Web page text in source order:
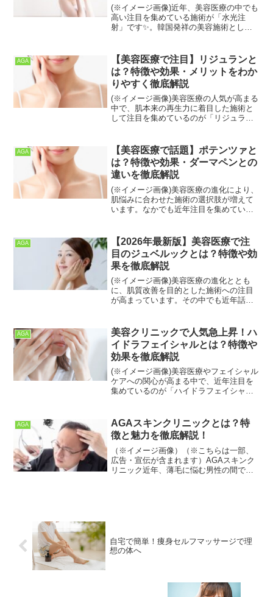
(※イメージ画像)近年、美容医療の中でも
高い注目を集めている施術が「水光注
射」です✨。韓国発祥の美容施術として
を与え、まるで光を放つようなツヤ肌を
目指せることから、多く...
AGA
【美容医療で注目】リジュランと
は？特徴や効果・メリットをわか
りやすく徹底解説
(※イメージ画像)美容医療の人気が高まる
中で、肌本来の再生力に着目した施術と
して注目を集めているのが「リジュラ
ニックで導入されています。シワやハリ
不足、毛穴の開き、肌の...
AGA
【美容医療で話題】ポテンツァと
は？特徴や効果・ダーマペンとの
違いを徹底解説
(※イメージ画像)美容医療の進化により、
肌悩みに合わせた施術の選択肢が増えて
います。なかでも近年注目を集めている
ラブルへのアプローチが期待できること
から、多くの美容クリ...
AGA
【2026年最新版】美容医療で注
目のジュベルックとは？特徴や効
果を徹底解説
(※イメージ画像)美容医療の進化ととも
に、肌質改善を目的とした施術への注目
が高まっています。その中でも近年話題
気を集めており、毛穴やニキビ跡、小ジ
ワなどの悩みにアプローチ...
AGA
美容クリニックで人気急上昇！ハ
イドラフェイシャルとは？特徴や
効果を徹底解説
(※イメージ画像)美容医療やフェイシャル
ケアへの関心が高まる中で、近年注目を
集めているのが「ハイドラフェイシャ
プローチできる施術として、多くの美容
クリニックやエステサロ...
AGA
AGAスキンクリニックとは？特
徴と魅力を徹底解説！
（※イメージ画像）（※こちらは一部、
広告・宣伝が含まれます）AGAスキンク
リニック近年、薄毛に悩む男性の間で
自宅で簡単！痩身セルフマッサージで理
想の体へ